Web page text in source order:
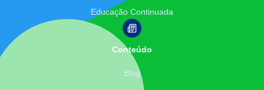
Educação Continuada
Conteúdo
Blog